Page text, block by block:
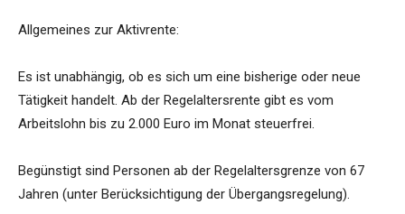
Allgemeines zur Aktivrente:
Es ist unabhängig, ob es sich um eine bisherige oder neue
Tätigkeit handelt. Ab der Regelaltersrente gibt es vom
Arbeitslohn bis zu 2.000 Euro im Monat steuerfrei.
Begünstigt sind Personen ab der Regelaltersgrenze von 67
Jahren (unter Berücksichtigung der Übergangsregelung).